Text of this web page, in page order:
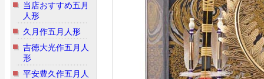
当店おすすめ五月
人形
久月作五月人形
吉徳大光作五月人
形
平安豊久作五月人